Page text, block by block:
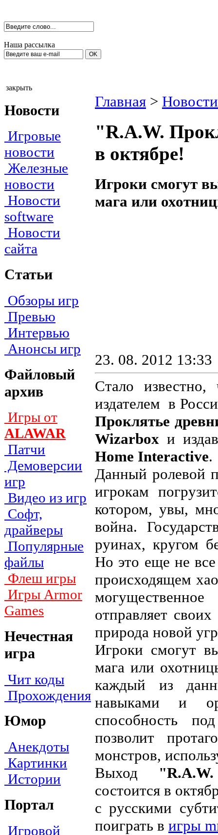
Наша рассылка
закрыть
Новости
Игровые
новости
Железные
новости
Новости
software
Новости
сайта
Статьи
Обзоры игр
Превью
Интервью
Анонсы игр
Файловый
архив
Игры от
ALAWAR
Патчи
Демоверсии
игр
Видео из игр
Софт,
драйверы
Популярные
файлы
Флеш игры
Игры Armor
Games
Нечестная
игра
Чит коды
Прохождения
Юмор
Анекдоты
Картинки
Истории
Портал
Игровой
Главная >
"R.A.W.
в октябре!
Игроки смогут
мага или
23. 08. 2012 13:33
Стало
издателем в
Проклятье
Wizarboxи
Home Interactive.
Данный ролевой
игрокам
котором, увы,
война.
руинах, кругом
Но это еще не
происходящем
отправляет
природа новой
Игроки смогут
мага или
каждый из
навыками и
способность
позволит
монстров,
Выход
состоится в
с русскими
поиграть в игры